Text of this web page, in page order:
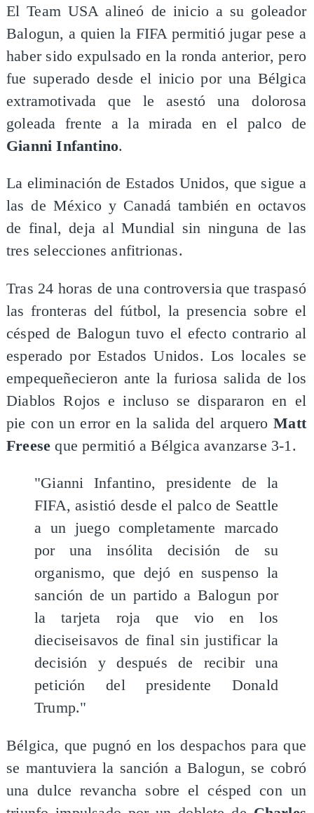
El Team USA alineó de inicio a su goleador
Balogun, a quien la FIFA permitió jugar pese a
haber sido expulsado en la ronda anterior, pero
fue superado desde el inicio por una Bélgica
extramotivada que le asestó una dolorosa
goleada frente a la mirada en el palco de
Gianni Infantino.
La eliminación de Estados Unidos, que sigue a
las de México y Canadá también en octavos
de final, deja al Mundial sin ninguna de las
tres selecciones anfitrionas.
Tras 24 horas de una controversia que traspasó
las fronteras del fútbol, la presencia sobre el
césped de Balogun tuvo el efecto contrario al
esperado por Estados Unidos. Los locales se
empequeñecieron ante la furiosa salida de los
Diablos Rojos e incluso se dispararon en el
pie con un error en la salida del arqueroMatt
Freese que permitió a Bélgica avanzarse 3-1.
"Gianni Infantino, presidente de la
FIFA, asistió desde el palco de Seattle
a un juego completamente marcado
por una insólita decisión de su
organismo, que dejó en suspenso la
sanción de un partido a Balogun por
la tarjeta roja que vio en los
dieciseisavos de final sin justificar la
decisión y después de recibir una
petición del presidente Donald
Trump."
Bélgica, que pugnó en los despachos para que
se mantuviera la sanción a Balogun, se cobró
una dulce revancha sobre el césped con un